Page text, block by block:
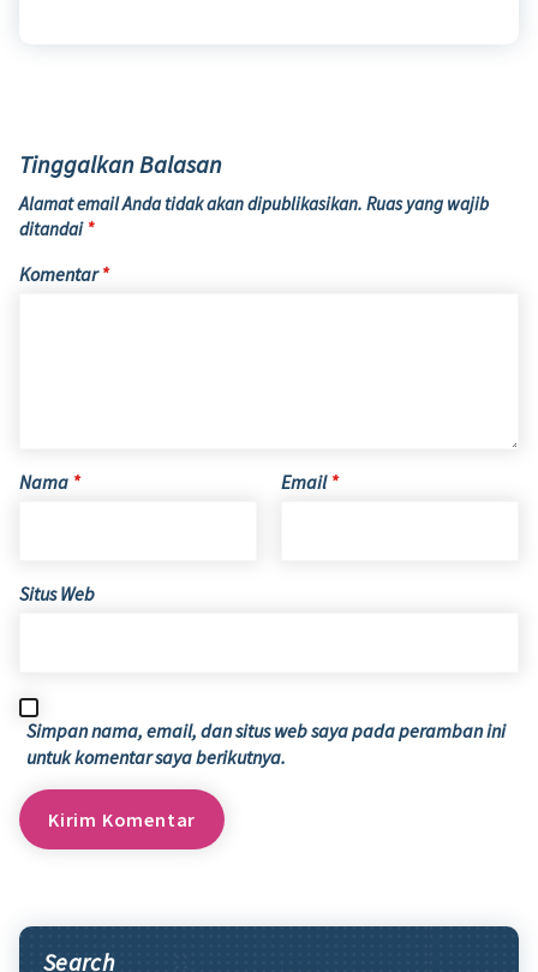
Tinggalkan Balasan
Alamat email Anda tidak akan dipublikasikan. Ruas yang wajib
ditandai *
Komentar*
Nama * Email *
Situs Web
Simpan nama, email, dan situs web saya pada peramban ini
untuk komentar saya berikutnya.
Search